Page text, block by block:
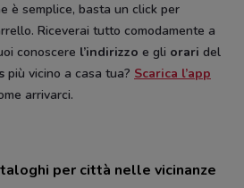
è semplice, basta un click per
Riceverai tutto comodamente a
conoscere l’indirizzo e gli orari del
più vicino a casa tua? Scarica l’app
arrivarci.
per città nelle vicinanze